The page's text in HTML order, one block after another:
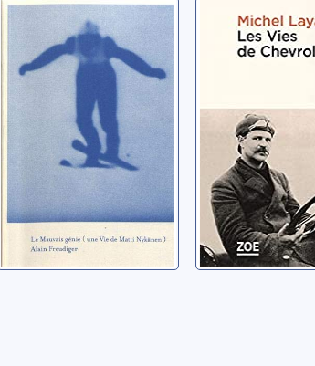
Le mauvais
génie (une vie de
Matti Nykänen)
Freudiger, Alain
Les vies de
Chevrolet